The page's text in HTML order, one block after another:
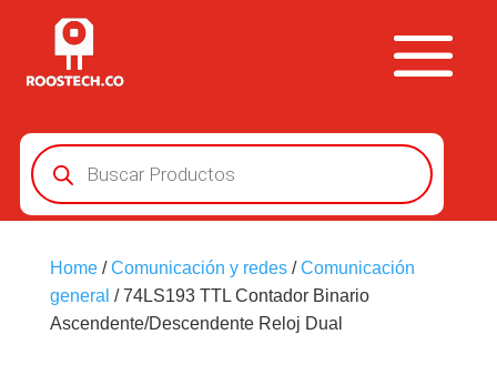
Búsqueda
de
productos
Home/Comunicación y redes/Comunicación
general / 74LS193 TTL Contador Binario
Ascendente/Descendente Reloj Dual